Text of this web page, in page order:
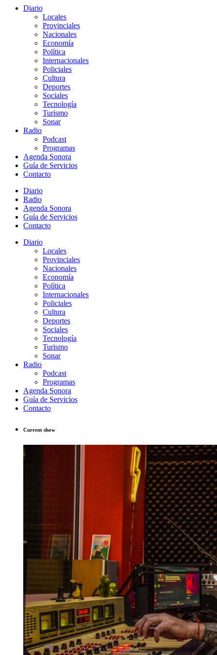
Diario
Locales
Provinciales
Nacionales
Economía
Política
Internacionales
Policiales
Cultura
Deportes
Sociales
Tecnología
Turismo
Sonar
Radio
Podcast
Programas
Agenda Sonora
Guía de Servicios
Contacto
Diario
Radio
Agenda Sonora
Guía de Servicios
Contacto
Diario
Locales
Provinciales
Nacionales
Economía
Política
Internacionales
Policiales
Cultura
Deportes
Sociales
Tecnología
Turismo
Sonar
Radio
Podcast
Programas
Agenda Sonora
Guía de Servicios
Contacto
Current show